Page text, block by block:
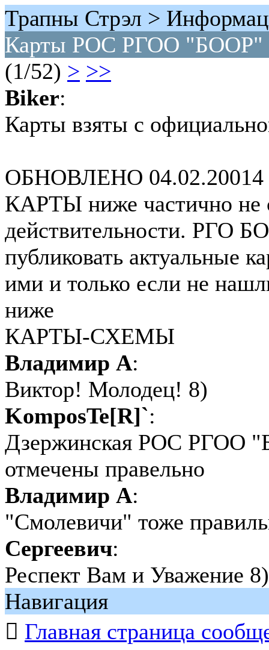
Трапны Стрэл >
Карты РОС РГОО "БООР"
(1/52) > >>
Biker:
Карты взяты с
ОБНОВЛЕНО 04.02.20014
КАРТЫ ниже частично не
действительности. РГО
публиковать
ими и только если не
ниже
КАРТЫ-СХЕМЫ
Владимир А:
Виктор! Молодец! 8)
KomposTe[R]`:
Дзержинская РОС РГОО
отмечены правельно
Владимир А:
"Смолевичи" тоже
Сергеевич:
Респект Вам и Уважение 8)
Навигация
 Главная страница